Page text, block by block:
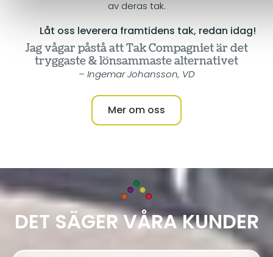
av deras tak.
Låt oss leverera framtidens tak, redan idag!
Jag vågar påstå att Tak Compagniet är det
tryggaste & lönsammaste alternativet
– Ingemar Johansson, VD
Mer om oss
DET SÄGER VÅRA KUNDER